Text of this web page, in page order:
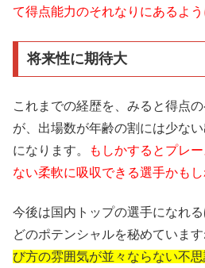
て得点能力のそれなりにあるよう
将来性に期待大
これまでの経歴を、みると得点
が、出場数が年齢の割には少な
になります。
もしかするとプレ
ない柔軟に吸収できる選手かもし
今後は国内トップの選手になれ
どのポテンシャルを秘めています
び方の雰囲気が並々ならない不